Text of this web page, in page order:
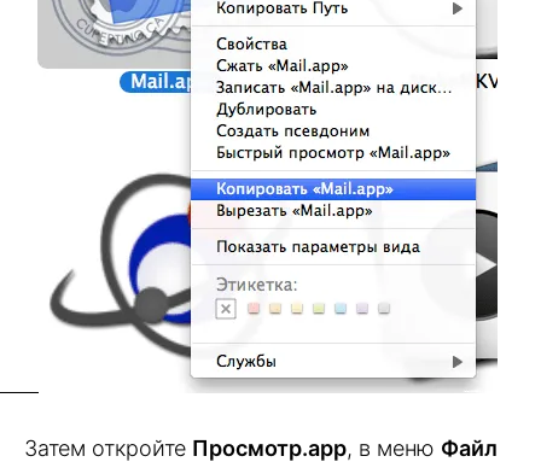
Затем откройте Просмотр.app, в меню Файл